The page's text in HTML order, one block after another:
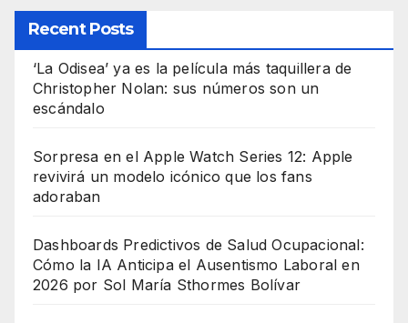
Recent Posts
‘La Odisea’ ya es la película más taquillera de
Christopher Nolan: sus números son un
escándalo
Sorpresa en el Apple Watch Series 12: Apple
revivirá un modelo icónico que los fans
adoraban
Dashboards Predictivos de Salud Ocupacional:
Cómo la IA Anticipa el Ausentismo Laboral en
2026 por Sol María Sthormes Bolívar